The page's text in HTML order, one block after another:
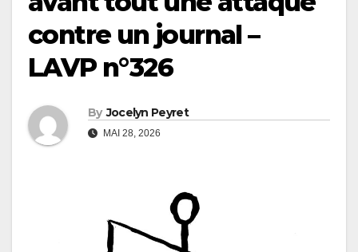
contre un journal –
LAVP n°326
By Jocelyn Peyret
MAI 28, 2026